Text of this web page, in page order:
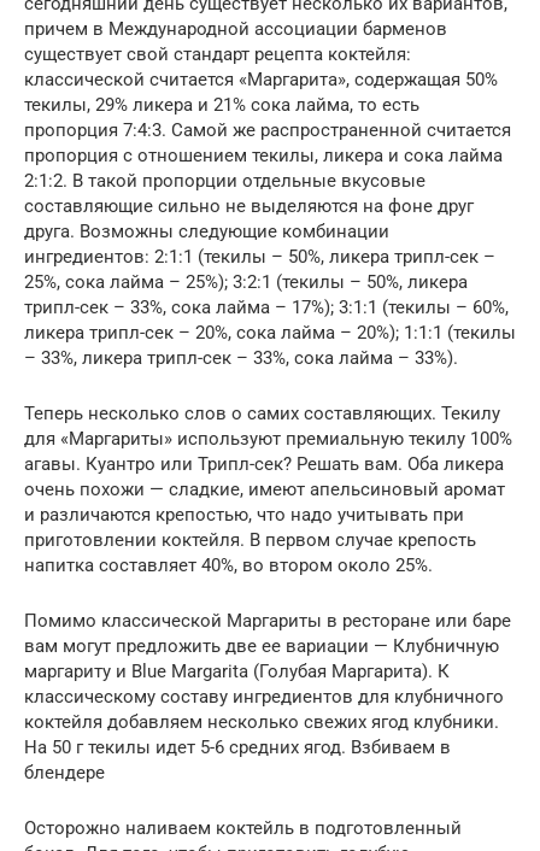
причем в Международной ассоциации барменов
существует свой стандарт рецепта коктейля:
классической считается «Маргарита», содержащая 50%
текилы, 29% ликера и 21% сока лайма, то есть
пропорция 7:4:3. Самой же распространенной считается
пропорция с отношением текилы, ликера и сока лайма
2:1:2. В такой пропорции отдельные вкусовые
составляющие сильно не выделяются на фоне друг
друга. Возможны следующие комбинации
ингредиентов: 2:1:1 (текилы – 50%, ликера трипл-сек –
25%, сока лайма – 25%); 3:2:1 (текилы – 50%, ликера
трипл-сек – 33%, сока лайма – 17%); 3:1:1 (текилы – 60%,
ликера трипл-сек – 20%, сока лайма – 20%); 1:1:1 (текилы
– 33%, ликера трипл-сек – 33%, сока лайма – 33%).
Теперь несколько слов о самих составляющих. Текилу
для «Маргариты» используют премиальную текилу 100%
агавы. Куантро или Трипл-сек? Решать вам. Оба ликера
очень похожи — сладкие, имеют апельсиновый аромат
и различаются крепостью, что надо учитывать при
приготовлении коктейля. В первом случае крепость
напитка составляет 40%, во втором около 25%.
Помимо классической Маргариты в ресторане или баре
вам могут предложить две ее вариации — Клубничную
маргариту и Blue Margarita (Голубая Маргарита). К
классическому составу ингредиентов для клубничного
коктейля добавляем несколько свежих ягод клубники.
На 50 г текилы идет 5-6 средних ягод. Взбиваем в
блендере
Осторожно наливаем коктейль в подготовленный